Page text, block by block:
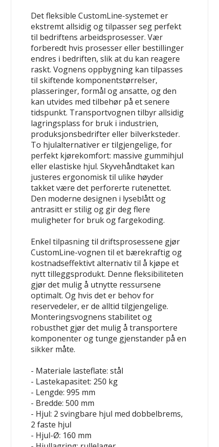
Det fleksible CustomLine-systemet er
ekstremt allsidig og tilpasser seg perfekt
til bedriftens arbeidsprosesser. Vær
forberedt hvis prosesser eller bestillinger
endres i bedriften, slik at du kan reagere
raskt. Vognens oppbygning kan tilpasses
til skiftende komponentstørrelser,
plasseringer, formål og ansatte, og den
kan utvides med tilbehør på et senere
tidspunkt. Transportvognen tilbyr allsidig
lagringsplass for bruk i industrien,
produksjonsbedrifter eller bilverksteder.
To hjulalternativer er tilgjengelige, for
perfekt kjørekomfort: massive gummihjul
eller elastiske hjul. Skyvehåndtaket kan
justeres ergonomisk til ulike høyder
takket være det perforerte rutenettet.
Den moderne designen i lyseblått og
antrasitt er stilig og gir deg flere
muligheter for bruk og fargekoding.
Enkel tilpasning til driftsprosessene gjør
CustomLine-vognen til et bærekraftig og
kostnadseffektivt alternativ til å kjøpe et
nytt tilleggsprodukt. Denne fleksibiliteten
gjør det mulig å utnytte ressursene
optimalt. Og hvis det er behov for
reservedeler, er de alltid tilgjengelige.
Monteringsvognens stabilitet og
robusthet gjør det mulig å transportere
komponenter og tunge gjenstander på en
sikker måte.
- Materiale lasteflate: stål
- Lastekapasitet: 250 kg
- Lengde: 995 mm
- Bredde: 500 mm
- Hjul: 2 svingbare hjul med dobbelbrems,
2 faste hjul
- Hjul-Ø: 160 mm